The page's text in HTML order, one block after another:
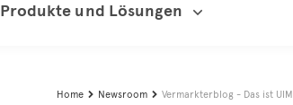
Produkte und Lösungen
Home  Newsroom  Vermarkterblog - Das ist UIM